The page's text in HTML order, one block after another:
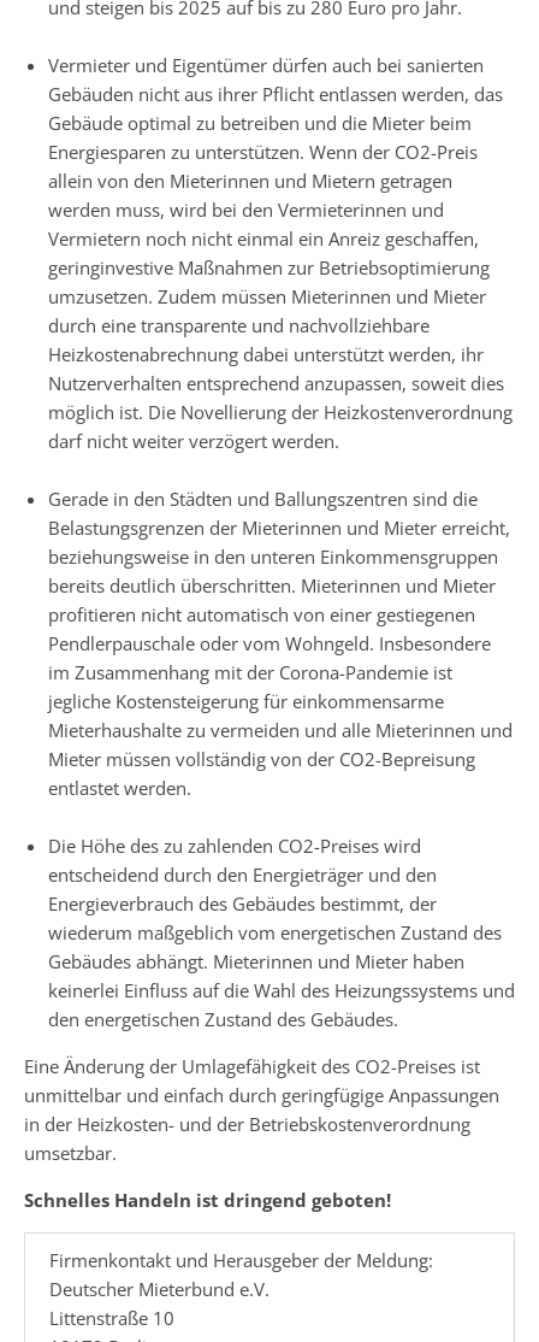
und steigen bis 2025 auf bis zu 280 Euro pro Jahr.
Vermieter und Eigentümer dürfen auch bei sanierten
Gebäuden nicht aus ihrer Pflicht entlassen werden, das
Gebäude optimal zu betreiben und die Mieter beim
Energiesparen zu unterstützen. Wenn der CO2-Preis
allein von den Mieterinnen und Mietern getragen
werden muss, wird bei den Vermieterinnen und
Vermietern noch nicht einmal ein Anreiz geschaffen,
geringinvestive Maßnahmen zur Betriebsoptimierung
umzusetzen. Zudem müssen Mieterinnen und Mieter
durch eine transparente und nachvollziehbare
Heizkostenabrechnung dabei unterstützt werden, ihr
Nutzerverhalten entsprechend anzupassen, soweit dies
möglich ist. Die Novellierung der Heizkostenverordnung
darf nicht weiter verzögert werden.
Gerade in den Städten und Ballungszentren sind die
Belastungsgrenzen der Mieterinnen und Mieter erreicht,
beziehungsweise in den unteren Einkommensgruppen
bereits deutlich überschritten. Mieterinnen und Mieter
profitieren nicht automatisch von einer gestiegenen
Pendlerpauschale oder vom Wohngeld. Insbesondere
im Zusammenhang mit der Corona-Pandemie ist
jegliche Kostensteigerung für einkommensarme
Mieterhaushalte zu vermeiden und alle Mieterinnen und
Mieter müssen vollständig von der CO2-Bepreisung
entlastet werden.
Die Höhe des zu zahlenden CO2-Preises wird
entscheidend durch den Energieträger und den
Energieverbrauch des Gebäudes bestimmt, der
wiederum maßgeblich vom energetischen Zustand des
Gebäudes abhängt. Mieterinnen und Mieter haben
keinerlei Einfluss auf die Wahl des Heizungssystems und
den energetischen Zustand des Gebäudes.
Eine Änderung der Umlagefähigkeit des CO2-Preises ist
unmittelbar und einfach durch geringfügige Anpassungen
in der Heizkosten- und der Betriebskostenverordnung
umsetzbar.
Schnelles Handeln ist dringend geboten!
Firmenkontakt und Herausgeber der Meldung:
Deutscher Mieterbund e.V.
Littenstraße 10